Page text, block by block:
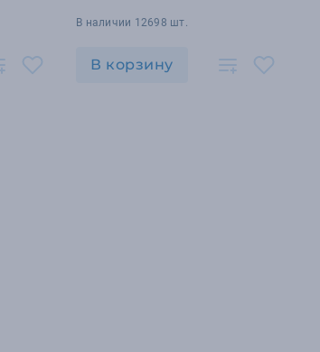
В наличии 12698 шт.
В корзину